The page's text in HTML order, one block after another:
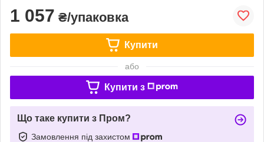
1 057 ₴/упаковка
Купити
або
Купити з
Що таке купити з Пром?
Замовлення під захистом